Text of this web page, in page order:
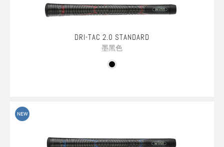
DRI-TAC 2.0 STANDARD
墨黑色
NEW